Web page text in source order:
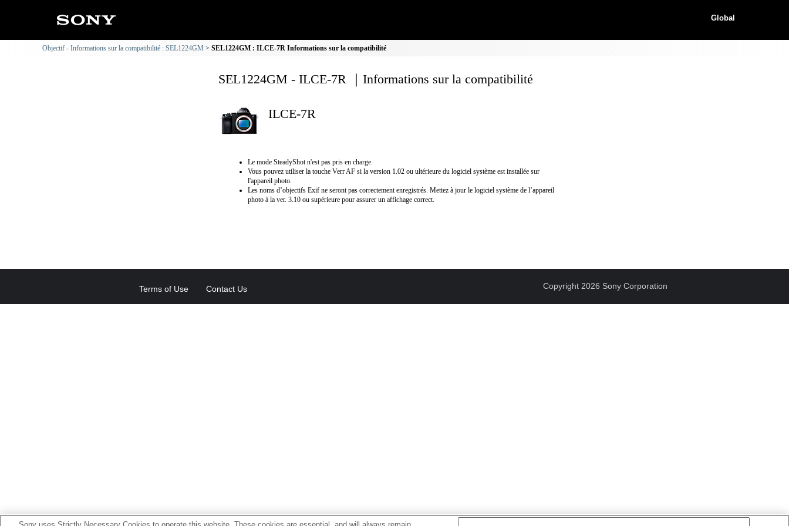
Global
Objectif - Informations sur la compatibilité : SEL1224GM SEL1224GM : ILCE-7R Informations sur la compatibilité
SEL1224GM - ILCE-7R ｜Informations sur la compatibilité
ILCE-7R
Le mode SteadyShot n'est pas pris en charge.
Vous pouvez utiliser la touche Verr AF si la version 1.02 ou ultérieure du logiciel système est installée sur
l'appareil photo.
Les noms d’objectifs Exif ne seront pas correctement enregistrés. Mettez à jour le logiciel système de l’appareil
photo à la ver. 3.10 ou supérieure pour assurer un affichage correct.
Terms of Use Contact Us Copyright 2026 Sony Corporation